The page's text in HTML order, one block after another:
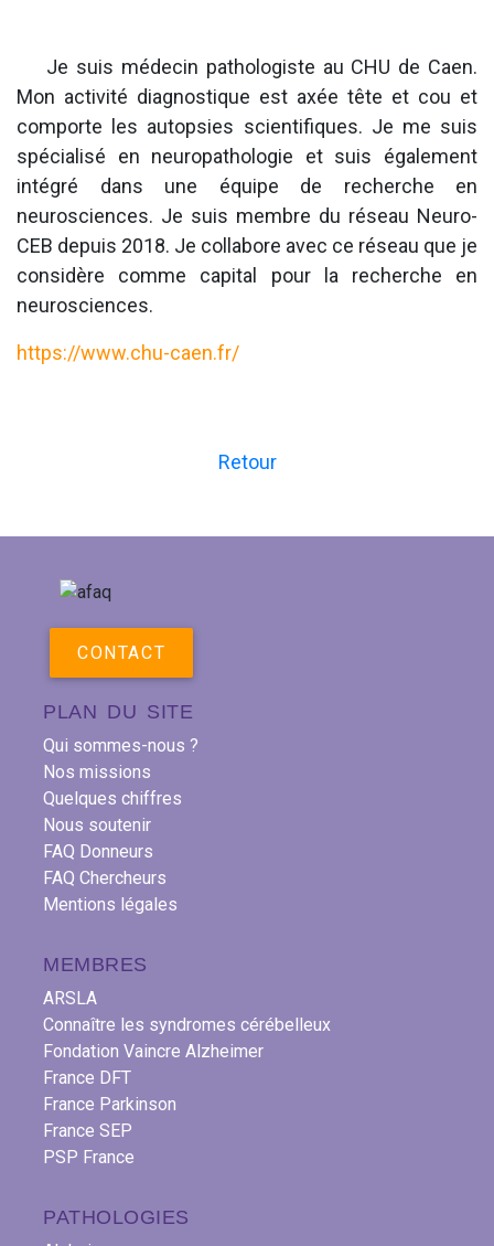
Je suis médecin pathologiste au CHU de Caen.
Mon activité diagnostique est axée tête et cou et
comporte les autopsies scientifiques. Je me suis
spécialisé en neuropathologie et suis également
intégré dans une équipe de recherche en
neurosciences. Je suis membre du réseau Neuro-
CEB depuis 2018. Je collabore avec ce réseau que je
considère comme capital pour la recherche en
neurosciences.
https://www.chu-caen.fr/
Retour
CONTACT
PLAN DU SITE
Qui sommes-nous ?
Nos missions
Quelques chiffres
Nous soutenir
FAQ Donneurs
FAQ Chercheurs
Mentions légales
MEMBRES
ARSLA
Connaître les syndromes cérébelleux
Fondation Vaincre Alzheimer
France DFT
France Parkinson
France SEP
PSP France
PATHOLOGIES